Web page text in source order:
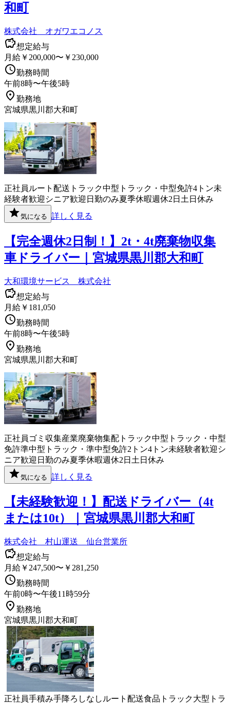
和町
株式会社 オガワエコノス
想定給与
月給￥200,000〜￥230,000
勤務時間
午前8時〜午後5時
勤務地
宮城県黒川郡大和町
正社員 ルート配送 トラック中型トラック・中型免許4トン未
経験者歓迎 シニア歓迎 日勤のみ夏季休暇週休2日 土日休み
気になる 詳しく見る
【完全週休2日制！】2t・4t廃棄物収集
車ドライバー｜宮城県黒川郡大和町
大和環境サービス 株式会社
想定給与
月給￥181,050
勤務時間
午前8時〜午後5時
勤務地
宮城県黒川郡大和町
正社員 ゴミ収集産業廃棄物集配 トラック中型トラック・中型
免許準中型トラック・準中型免許2トン4トン未経験者歓迎 シ
ニア歓迎 日勤のみ夏季休暇週休2日 土日休み
気になる 詳しく見る
【未経験歓迎！】配送ドライバー（4t
または10t）｜宮城県黒川郡大和町
株式会社 村山運送 仙台営業所
想定給与
月給￥247,500〜￥281,250
勤務時間
午前0時〜午後11時59分
勤務地
宮城県黒川郡大和町
正社員手積み手降ろしなし ルート配送食品 トラック大型トラ